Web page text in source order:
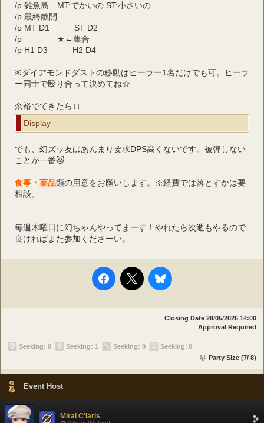
/p 雑魚島　MT:でかいの ST:小さいの
/p 最終散開
/p MT D1　　　ST D2
/p 　　　　★←集合
/p H1 D3　　　H2 D4
※ダイアモンドダストの移動はヒーラー1名だけでも可。ヒーラ
ー同士で殴り合って決めてね☆
余裕でてきたら↓↓
Display
でも、幻ズッ友はあんまり要求DPS高くないです。被弾しない
ことが一番🐱
食事・薬品類の用意をお願いします。※経費では落とすかは要
相談。
毎週木曜日に幻ちゃんやってまーす！やれたら次週もやるので
良ければまた参加くださーい。
Closing Date28/05/2026 14:00
Approval Required
Seeking: 0 Seeking: 1 Seeking: 0
Seeking: 0
Party Size (7/ 8)
Event Host
Miral C'laris